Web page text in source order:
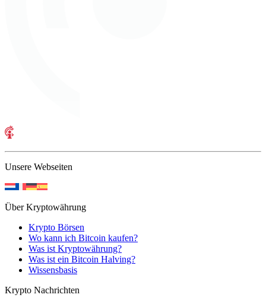
Unsere Webseiten
Über Kryptowährung
Krypto Börsen
Wo kann ich Bitcoin kaufen?
Was ist Kryptowährung?
Was ist ein Bitcoin Halving?
Wissensbasis
Krypto Nachrichten